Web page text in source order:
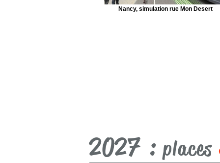
Nancy, simulation rue Mon Desert
2027 :places